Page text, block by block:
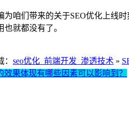
为咱们带来的关于SEO优化上线
就都没有了。
seo优化_前端开发_渗透技术 »
效果体现有哪些因素可以影响到？